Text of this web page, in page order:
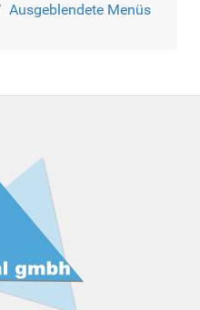
Ausgeblendete Menüs